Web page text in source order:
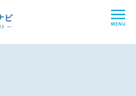
香
美
町
観
光
ナ